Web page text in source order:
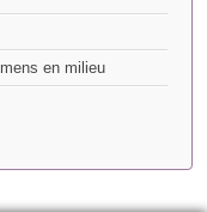
en milieu